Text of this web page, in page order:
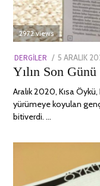
2972 views
DERGILER
POSTED
ON
5 ARALIK
Yılın Son Günü
Aralık 2020, Kısa
yürümeye koyulan
bitiverdi. …